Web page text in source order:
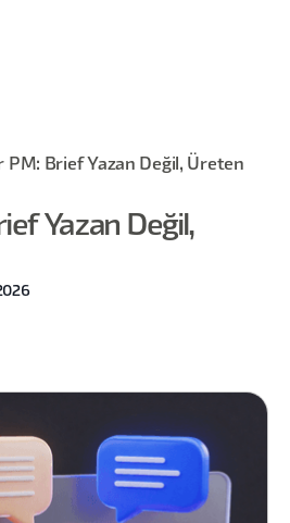
PM: Brief Yazan Değil, Üreten
Yazan Değil,